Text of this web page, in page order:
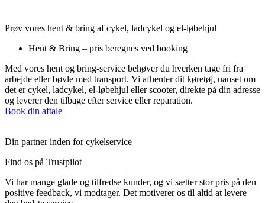
Prøv vores hent & bring af cykel, ladcykel og el-løbehjul
Hent & Bring – pris beregnes ved booking
Med vores hent og bring-service behøver du hverken tage fri fra
arbejde eller bøvle med transport. Vi afhenter dit køretøj, uanset om
det er cykel, ladcykel, el-løbehjul eller scooter, direkte på din adresse
og leverer den tilbage efter service eller reparation.
Book din aftale
Din partner inden for cykelservice
Find os på Trustpilot
Vi har mange glade og tilfredse kunder, og vi sætter stor pris på den
positive feedback, vi modtager. Det motiverer os til altid at levere